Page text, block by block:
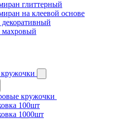
глиттерный
на клеевой основе
кружочки
100шт
1000шт